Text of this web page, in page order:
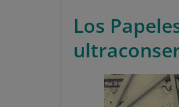
Los